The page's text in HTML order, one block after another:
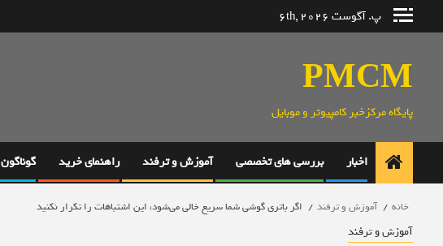
پ. آگوست 6th, 2026
PMCM
پایگاه مرکزخبر کامپیوتر و موبایل
اخبار بررسی های تخصصی آموزش و ترفند راهنمای خرید گوناگون
خانه آموزش و ترفند اگر باتری گوشی شما سریع خالی می‌شود، این اشتباهات را تکرار نکنید
آموزش و ترفند